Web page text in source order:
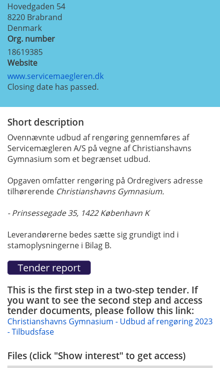
Hovedgaden 54
8220 Brabrand
Denmark
Org. number
18619385
Website
www.servicemaegleren.dk
Closing date has passed.
Short description
Ovennævnte udbud af rengøring gennemføres af
Servicemægleren A/S på vegne af Christianshavns
Gymnasium som et begrænset udbud.
Opgaven omfatter rengøring på Ordregivers adresse
tilhørerende Christianshavns Gymnasium.
- Prinsessegade 35, 1422 København K
Leverandørerne bedes sætte sig grundigt ind i
stamoplysningerne i Bilag B.
This is the first step in a two-step tender. If
you want to see the second step and access
tender documents, please follow this link:
Christianshavns Gymnasium - Udbud af rengøring 2023
- Tilbudsfase
Files (click "Show interest" to get access)